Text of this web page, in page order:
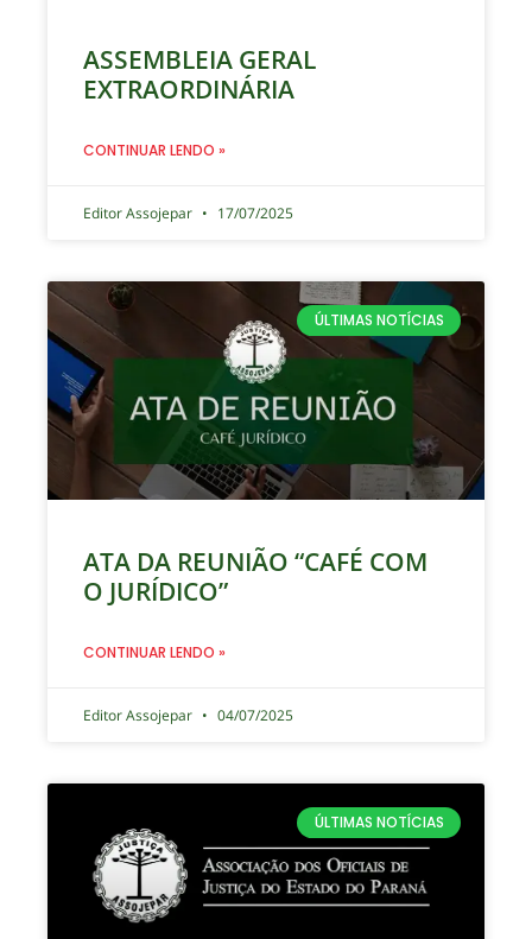
ASSEMBLEIA GERAL
EXTRAORDINÁRIA
CONTINUAR LENDO »
Editor Assojepar 17/07/2025
ÚLTIMAS NOTÍCIAS
ATA DA REUNIÃO “CAFÉ COM
O JURÍDICO”
CONTINUAR LENDO »
Editor Assojepar 04/07/2025
ÚLTIMAS NOTÍCIAS